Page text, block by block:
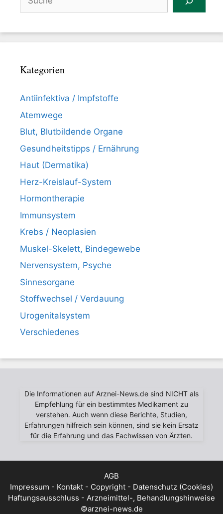
Kategorien
Antiinfektiva / Impfstoffe
Atemwege
Blut, Blutbildende Organe
Gesundheitstipps / Ernährung
Haut (Dermatika)
Herz-Kreislauf-System
Hormontherapie
Immunsystem
Krebs / Neoplasien
Muskel-Skelett, Bindegewebe
Nervensystem, Psyche
Sinnesorgane
Stoffwechsel / Verdauung
Urogenitalsystem
Verschiedenes
Die Informationen auf Arznei-News.de sind NICHT als
Empfehlung für ein bestimmtes Medikament zu
verstehen. Auch wenn diese Berichte, Studien,
Erfahrungen hilfreich sein können, sind sie kein Ersatz
für die Erfahrung und das Fachwissen von Ärzten.
AGB
Impressum - Kontakt - Copyright - Datenschutz (Cookies)
Haftungsausschluss - Arzneimittel-, Behandlungshinweise
©arznei-news.de